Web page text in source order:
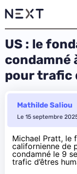
US : le
condamné
pour trafic
Mathilde Saliou
Le 15 septembre
Michael Pratt, le
californienne de
condamné le 9
trafic d’êtres